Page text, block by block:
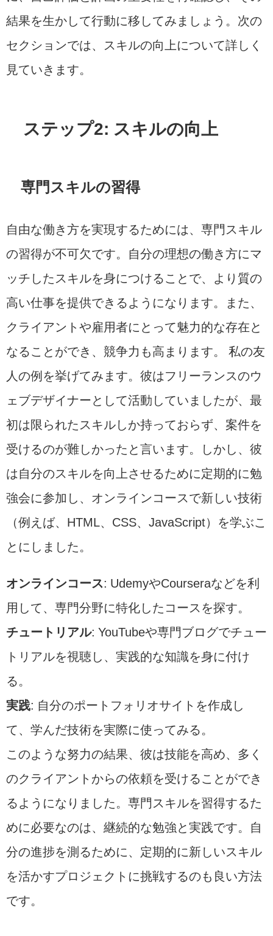
結果を生かして行動に移してみましょう。次の
セクションでは、スキルの向上について詳しく
見ていきます。
ステップ2: スキルの向上
専門スキルの習得
自由な働き方を実現するためには、専門スキル
の習得が不可欠です。自分の理想の働き方にマ
ッチしたスキルを身につけることで、より質の
高い仕事を提供できるようになります。また、
クライアントや雇用者にとって魅力的な存在と
なることができ、競争力も高まります。 私の友
人の例を挙げてみます。彼はフリーランスのウ
ェブデザイナーとして活動していましたが、最
初は限られたスキルしか持っておらず、案件を
受けるのが難しかったと言います。しかし、彼
は自分のスキルを向上させるために定期的に勉
強会に参加し、オンラインコースで新しい技術
（例えば、HTML、CSS、JavaScript）を学ぶこ
とにしました。
オンラインコース: UdemyやCourseraなどを利
用して、専門分野に特化したコースを探す。
チュートリアル: YouTubeや専門ブログでチュー
トリアルを視聴し、実践的な知識を身に付け
る。
実践: 自分のポートフォリオサイトを作成し
て、学んだ技術を実際に使ってみる。
このような努力の結果、彼は技能を高め、多く
のクライアントからの依頼を受けることができ
るようになりました。専門スキルを習得するた
めに必要なのは、継続的な勉強と実践です。自
分の進捗を測るために、定期的に新しいスキル
を活かすプロジェクトに挑戦するのも良い方法
です。